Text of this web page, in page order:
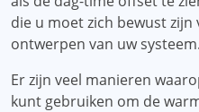
die u moet zich bewust
ontwerpen van uw systeem.
Er zijn veel manieren
kunt gebruiken om de